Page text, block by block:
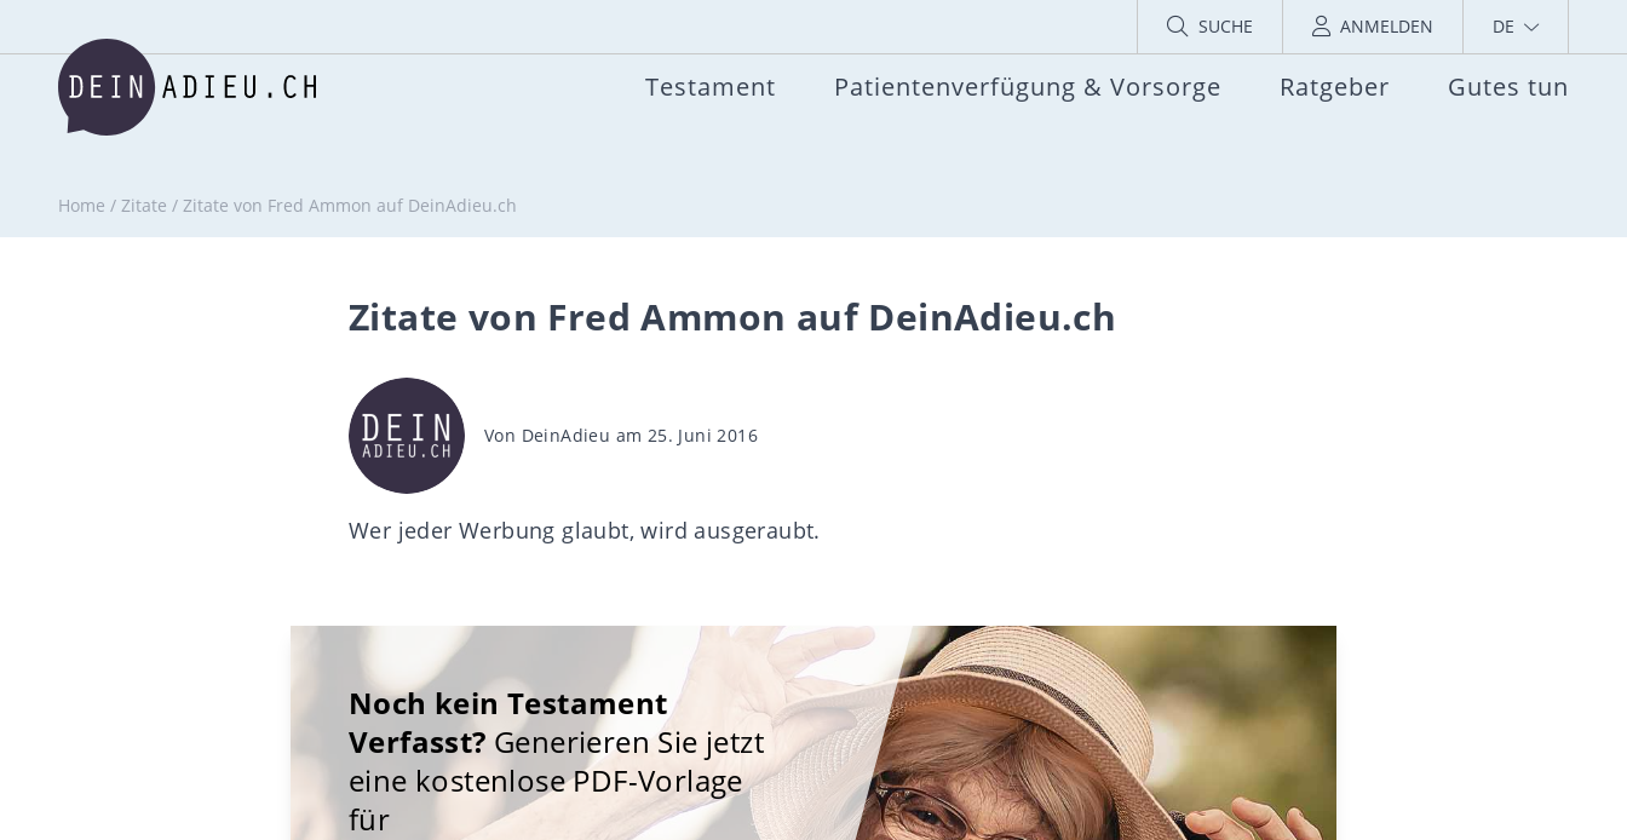
SUCHE ANMELDEN DE
Testament Patientenverfügung & Vorsorge Ratgeber Gutes tun
Home / Zitate / Zitate von Fred Ammon auf DeinAdieu.ch
Zitate von Fred Ammon auf DeinAdieu.ch
Beitragsautor
Von DeinAdieu am 25. Juni 2016
Wer jeder Werbung glaubt, wird ausgeraubt.
Noch kein Testament
Verfasst? Generieren Sie jetzt
eine kostenlose PDF-Vorlage
für